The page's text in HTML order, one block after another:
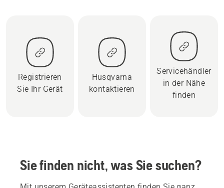
Registrieren
Sie Ihr Gerät
Husqvarna
kontaktieren
Servicehändler
in der Nähe
finden
Sie finden nicht, was Sie suchen?